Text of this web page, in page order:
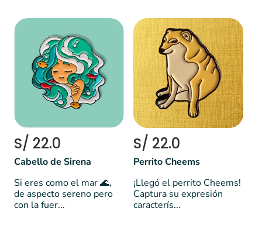
S/ 22.0
Cabello de Sirena
Si eres como el mar 🌊,
de aspecto sereno pero
con la fuer...
S/ 22.0
Perrito Cheems
¡Llegó el perrito Cheems!
Captura su expresión
caracterís...